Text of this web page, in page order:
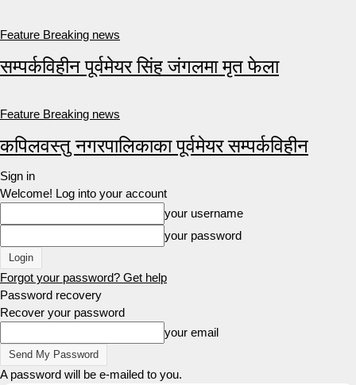
Feature Breaking news
सम्पर्कविहीन पूर्वमेयर सिंह जंगलमा मृत फेला
Feature Breaking news
कपिलवस्तु नगरपालिकाका पूर्वमेयर सम्पर्कविहीन
Sign in
Welcome! Log into your account
your username
your password
Forgot your password? Get help
Password recovery
Recover your password
your email
A password will be e-mailed to you.